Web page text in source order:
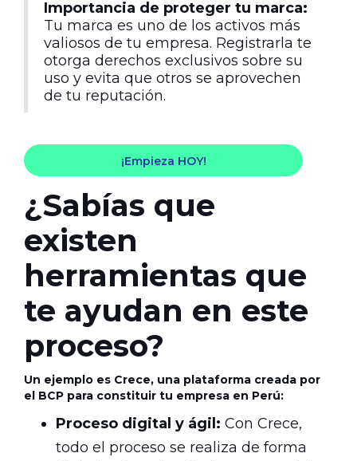
Importancia de proteger tu marca:
Tu marca es uno de los activos más
valiosos de tu empresa. Registrarla te
otorga derechos exclusivos sobre su
uso y evita que otros se aprovechen
de tu reputación.
¡Empieza HOY!
¿Sabías que
existen
herramientas que
te ayudan en este
proceso?
Un ejemplo es Crece, una plataforma creada por
el BCP para constituir tu empresa en Perú:
Proceso digital y ágil: Con Crece,
todo el proceso se realiza de forma